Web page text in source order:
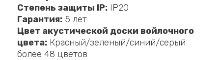
Степень защиты IP: IP20
Гарантия: 5 лет
Цвет акустической доски войлочного
цвета: Красный/зеленый/синий/серый
более 48 цветов